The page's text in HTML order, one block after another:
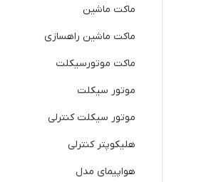
ماکت ماشین
ماکت ماشین راهسازی
ماکت موتورسیکلت
موتور سیکلت
موتور سیکلت کنترلی
هلیکوپتر کنترلی
هواپیمای مدل